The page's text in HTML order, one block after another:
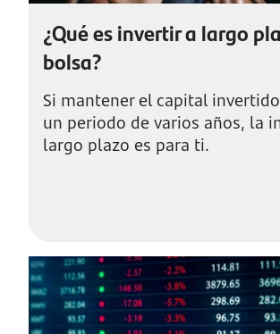
¿Qué es invertir a largo
bolsa?
Si mantener el capital
un periodo de varios años, la
largo plazo es para ti.